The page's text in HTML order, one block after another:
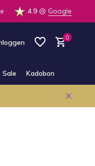
mail en Whatsapp
4.9 @ Google
0
Sale Kadobon